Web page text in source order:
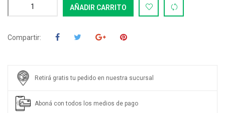
AÑADIR CARRITO
Compartir:
Retirá gratis tu pedido en nuestra sucursal
Aboná con todos los medios de pago